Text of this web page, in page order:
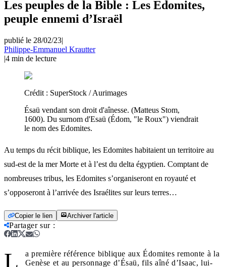
Les peuples de la Bible : Les Edomites,
peuple ennemi d’Israël
publié le 28/02/23|
Philippe-Emmanuel Krautter
|4 min de lecture
Crédit : SuperStock / Aurimages
Ésaü vendant son droit d'aînesse. (Matteus Stom,
1600). Du surnom d'Esaü (Édom, "le Roux") viendrait
le nom des Edomites.
Au temps du récit biblique, les Edomites habitaient un territoire au
sud-est de la mer Morte et à l’est du delta égyptien. Comptant de
nombreuses tribus, les Edomites s’organiseront en royauté et
s’opposeront à l’arrivée des Israélites sur leurs terres…
Copier le lien Archiver l'article
Partager sur:
L
a première référence biblique aux Édomites remonte à la
Genèse et au personnage d’Ésaü, fils aîné d’Isaac, lui-